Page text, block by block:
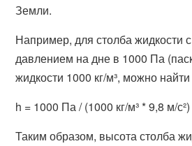
Земли.
Например, для столба жидкости
давлением на дне в 1000 Па
жидкости 1000 кг/м³, можно
h = 1000 Па / (1000 кг/м³ * 9,8 м/
Таким образом, высота столба